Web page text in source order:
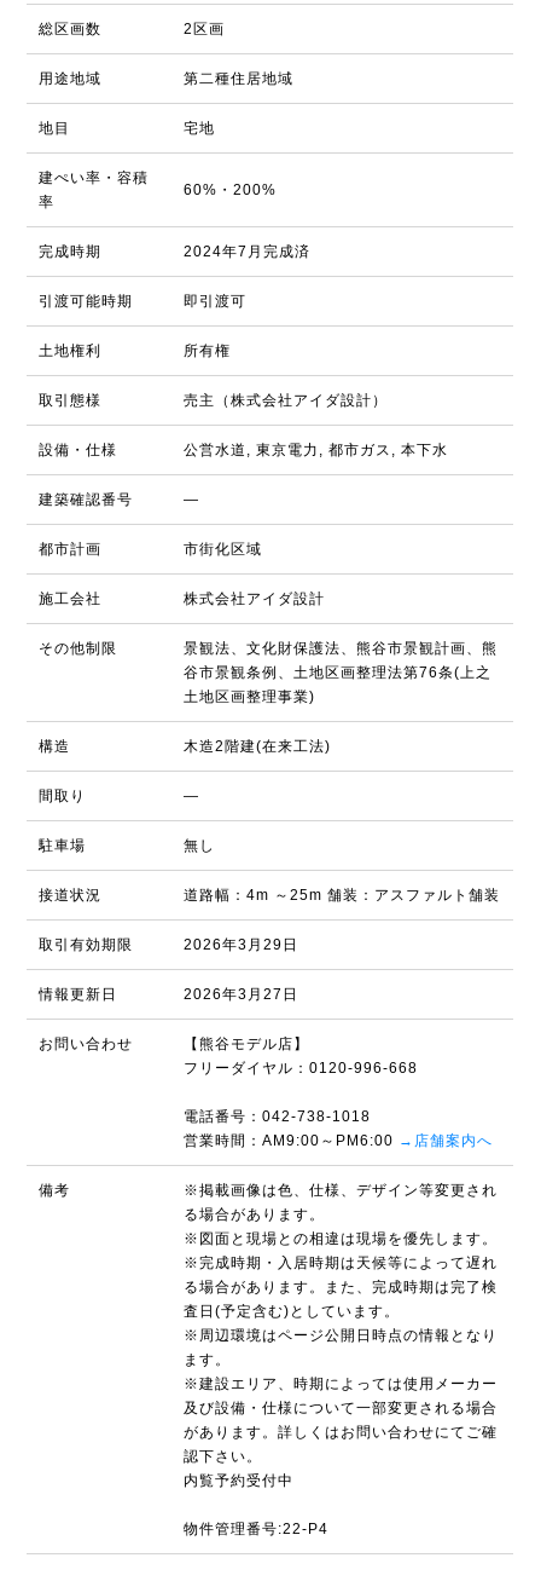
総区画数 2区画
用途地域 第二種住居地域
地目 宅地
建ぺい率・容積
率
60%・200%
完成時期 2024年7月完成済
引渡可能時期 即引渡可
土地権利 所有権
取引態様 売主（株式会社アイダ設計）
設備・仕様 公営水道, 東京電力, 都市ガス, 本下水
建築確認番号 ―
都市計画 市街化区域
施工会社 株式会社アイダ設計
その他制限
景観法、文化財保護法、熊谷市景観計画、熊
谷市景観条例、土地区画整理法第76条(上之
土地区画整理事業)
構造 木造2階建(在来工法)
間取り ―
駐車場 無し
接道状況 道路幅：4m ～25m 舗装：アスファルト舗装
取引有効期限 2026年3月29日
情報更新日 2026年3月27日
お問い合わせ
【熊谷モデル店】
フリーダイヤル：0120-996-668
電話番号：042-738-1018
営業時間：AM9:00～PM6:00 →店舗案内へ
備考
※掲載画像は色、仕様、デザイン等変更され
る場合があります。
※図面と現場との相違は現場を優先します。
※完成時期・入居時期は天候等によって遅れ
る場合があります。また、完成時期は完了検
査日(予定含む)としています。
※周辺環境はページ公開日時点の情報となり
ます。
※建設エリア、時期によっては使用メーカー
及び設備・仕様について一部変更される場合
があります。詳しくはお問い合わせにてご確
認下さい。
内覧予約受付中
物件管理番号:22-P4